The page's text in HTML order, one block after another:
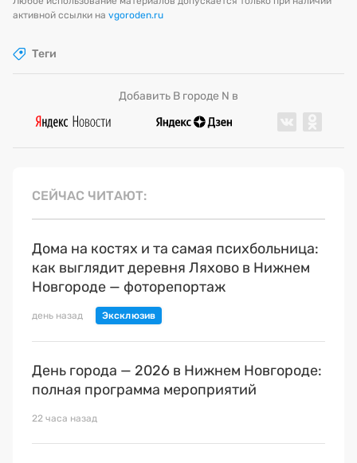
активной ссылки на vgoroden.ru
Теги
Добавить В городе N в
СЕЙЧАС ЧИТАЮТ
Дома на костях и та самая психбольница:
как выглядит деревня Ляхово в Нижнем
Новгороде — фоторепортаж
день назад
День города — 2026 в Нижнем Новгороде:
полная программа мероприятий
22 часа назад